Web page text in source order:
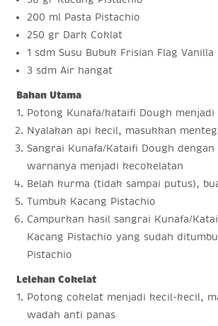
200 ml Pasta Pistachio
250 gr Dark Coklat
1 sdm Susu Bubuk Frisian Flag Vanilla
3 sdm Air hangat
Bahan Utama
Potong Kunafa/kataifi Dough menjadi
Nyalakan api kecil, masukkan
Sangrai Kunafa/Kataifi Dough
warnanya menjadi kecokelatan
Belah kurma (tidak sampai putus),
Tumbuk Kacang Pistachio
Campurkan hasil sangrai Kunafa/
Kacang Pistachio yang sudah
Pistachio
Lelehan Cokelat
Potong cokelat menjadi kecil-kecil,
wadah anti panas